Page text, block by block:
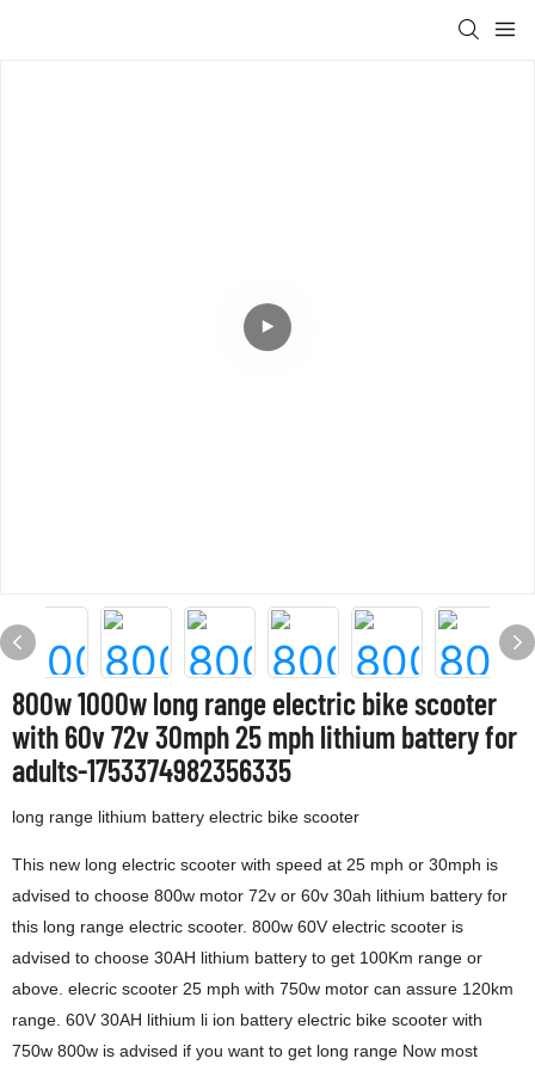
800w 1000w long range electric bike scooter
with 60v 72v 30mph 25 mph lithium battery for
adults-1753374982356335
long range lithium battery electric bike scooter
This new long electric scooter with speed at 25 mph or 30mph is
advised to choose 800w motor 72v or 60v 30ah lithium battery for
this long range electric scooter. 800w 60V electric scooter is
advised to choose 30AH lithium battery to get 100Km range or
above. elecric scooter 25 mph with 750w motor can assure 120km
range. 60V 30AH lithium li ion battery electric bike scooter with
750w 800w is advised if you want to get long range Now most